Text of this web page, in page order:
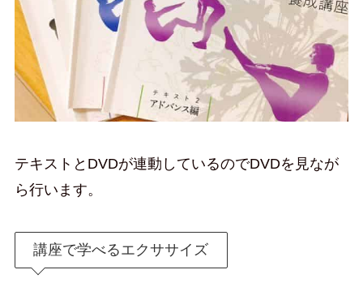
テキストとDVDが連動しているのでDVDを見なが
ら行います。
講座で学べるエクササイズ